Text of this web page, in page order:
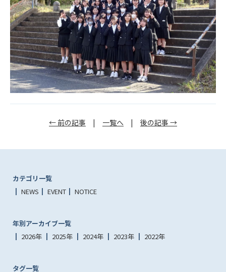
← 前の記事 | 一覧へ | 後の記事 →
カテゴリ一覧
NEWS
EVENT NOTICE
年別アーカイブ一覧
2026年
2025年 2024年 2023年 2022年
タグ一覧